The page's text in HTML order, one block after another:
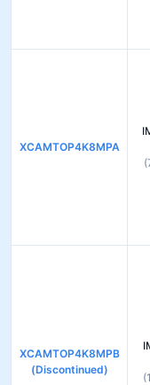
XCAMTOP4K8MPA
XCAMTOP4K8MPB
(Discontinued)